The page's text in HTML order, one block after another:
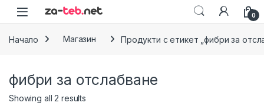
Skip to navigation
Skip to content
0
Начало Магазин Продукти с етикет „фибри за
фибри за отслабване
Showing all 2 results